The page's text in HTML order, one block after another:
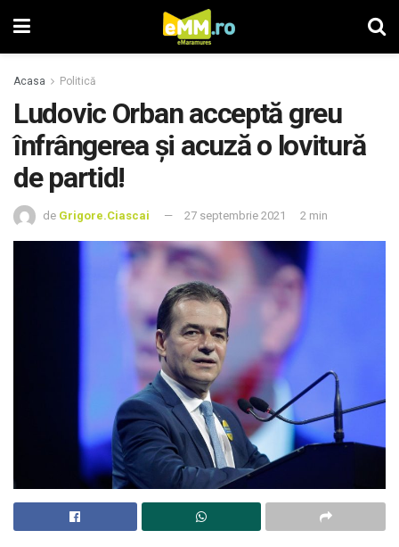
Acasa Politică
Ludovic Orban acceptă greu
înfrângerea și acuză o lovitură
de partid!
de Grigore.Ciascai 27 septembrie 2021 2 min